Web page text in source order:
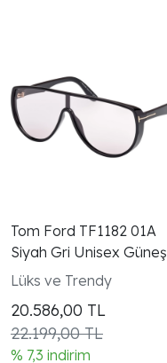
Tom Ford TF1182 01A
Siyah Gri Unisex Güneş
Gözlüğü
Lüks ve Trendy
20.586,00 TL
22.199,00 TL
% 7,3 indirim